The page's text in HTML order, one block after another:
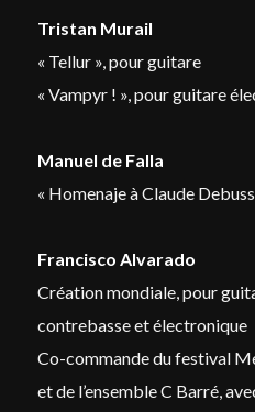
Remember me
I need to register Lost your
Tristan Murail
« Tellur », pour guitare
« Vampyr ! », pour guitare
Manuel de Falla
« Homenaje à Claude
Francisco Alvarado
Création mondiale, pour
contrebasse et électronique
Co-commande du festival
et de l’ensemble C Barré,